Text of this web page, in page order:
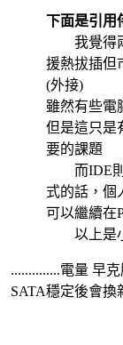
下面是引用
我覺得兩
援熱拔插但
(外接)
雖然有些電
但是這只是
要的課題
而IDE則
式的話，個
可以繼續在
以上是小
..............電量 早
SATA穩定後會換